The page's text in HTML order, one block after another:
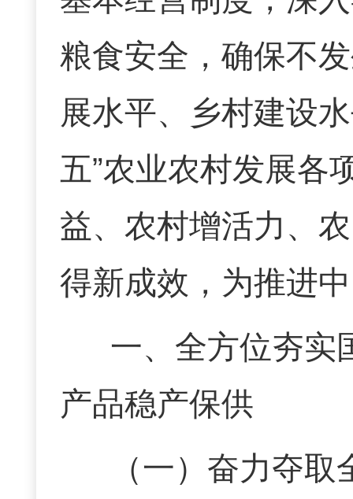
粮食安全，确保不
展水平、乡村建设
五”农业农村发展各
益、农村增活力、
得新成效 ，为推进
一、 全方位夯实
产品稳产保供
（一） 奋力夺取